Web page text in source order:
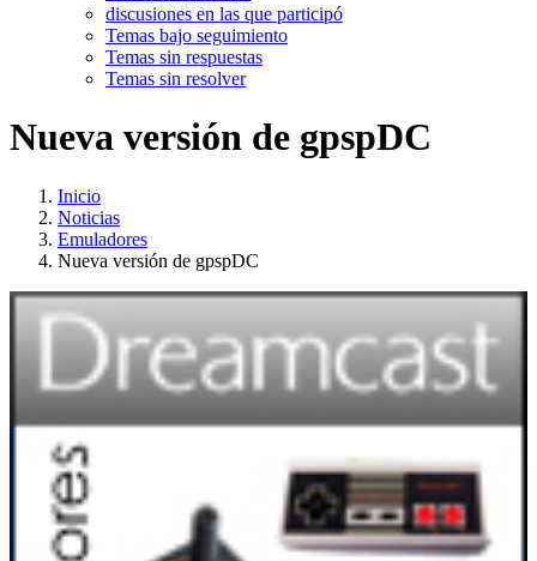
discusiones en las que participó
Temas bajo seguimiento
Temas sin respuestas
Temas sin resolver
Nueva versión de gpspDC
Inicio
Noticias
Emuladores
Nueva versión de gpspDC